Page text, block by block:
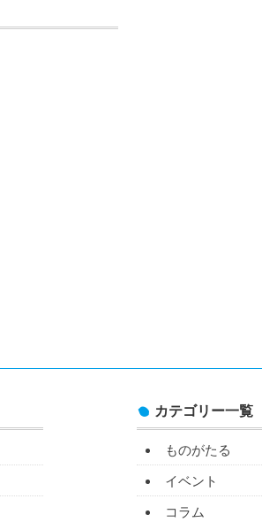
カテゴリー一覧
ものがたる
イベント
コラム